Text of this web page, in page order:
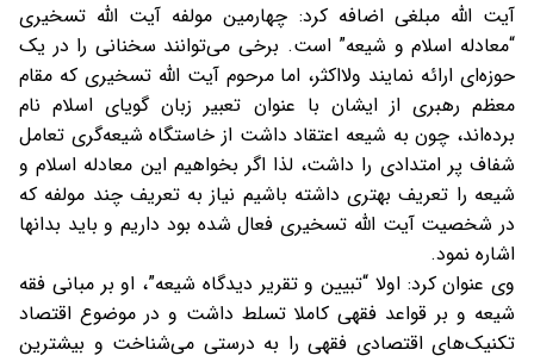
آیت الله مبلغی اضافه کرد: چهارمین مولفه آیت الله تسخیری
“معادله اسلام و شیعه” است. برخی می‌توانند سخنانی را در یک
حوزه‌ای ارائه نمایند ولااکثر، اما مرحوم آیت الله تسخیری که مقام
معظم رهبری از ایشان با عنوان تعبیر زبان گویای اسلام نام
برده‌اند، چون به شیعه اعتقاد داشت از خاستگاه شیعه‌گری تعامل
شفاف پر امتدادی را داشت، لذا اگر بخواهیم این معادله اسلام و
شیعه را تعریف بهتری داشته باشیم نیاز به تعریف چند مولفه که
در شخصیت آیت الله تسخیری فعال شده بود داریم و باید بدانها
اشاره نمود.
وی عنوان کرد: اولا “تبیین و تقریر دیدگاه شیعه”، او بر مبانی فقه
شیعه و بر قواعد فقهی کاملا تسلط داشت و در موضوع اقتصاد
تکنیک‌های اقتصادی فقهی را به درستی می‌شناخت و بیشترین